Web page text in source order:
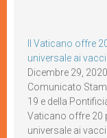
Il Vaticano offre
universale ai
Dicembre 29, 2020
Comunicato
19 e della
Vaticano offre 20
universale ai